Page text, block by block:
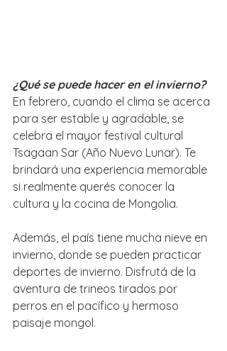
¿Qué se puede hacer en el invierno?
En febrero, cuando el clima se acerca
para ser estable y agradable, se
celebra el mayor festival cultural
Tsagaan Sar (Año Nuevo Lunar). Te
brindará una experiencia memorable
si realmente querés conocer la
cultura y la cocina de Mongolia.
Además, el país tiene mucha nieve en
invierno, donde se pueden practicar
deportes de invierno. Disfrutá de la
aventura de trineos tirados por
perros en el pacífico y hermoso
paisaje mongol.